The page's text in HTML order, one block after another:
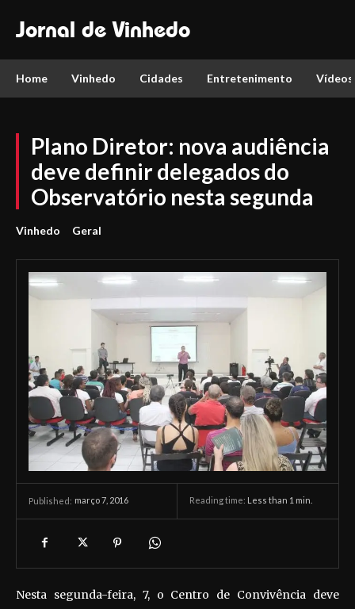
Jornal de Vinhedo
Home Vinhedo Cidades Entretenimento Vídeos
Plano Diretor: nova audiência
deve definir delegados do
Observatório nesta segunda
Vinhedo Geral
Published: março 7, 2016 Reading time: Less than 1 min.
Nesta segunda-feira, 7, o Centro de Convivência deve